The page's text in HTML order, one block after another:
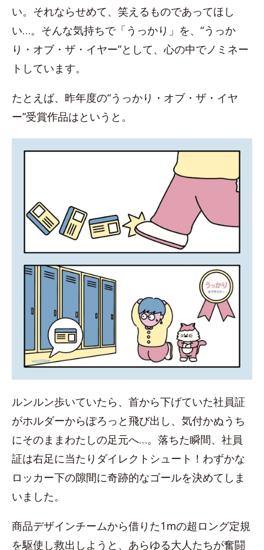
い。それならせめて、笑えるものであってほし
い…。そんな気持ちで「うっかり」を、“うっか
り・オブ・ザ・イヤー”として、心の中でノミネー
トしています。
たとえば、昨年度の“うっかり・オブ・ザ・イヤ
ー”受賞作品はというと。
ルンルン歩いていたら、首から下げていた社員証
がホルダーからぽろっと飛び出し、気付かぬうち
にそのままわたしの足元へ…。落ちた瞬間、社員
証は右足に当たりダイレクトシュート！わずかな
ロッカー下の隙間に奇跡的なゴールを決めてしま
いました。
商品デザインチームから借りた1mの超ロング定規
を駆使し救出しようと、あらゆる大人たちが奮闘